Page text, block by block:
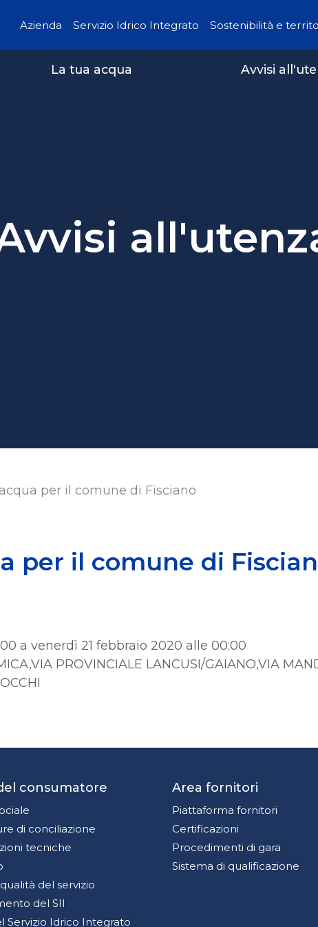
Azienda Servizio Idrico Integrato Sostenibilità e
La tua acqua Avvisi
per il comune di Fisciano
per il comune di
a venerdì 21 febbraio 2020 alle 00:00
PROVINCIALE LANCUSI/GAIANO,VIA
consumatore
di conciliazione
tecniche
del servizio
del SII
Servizio Idrico Integrato
Area fornitori
Piattaforma fornitori
Certificazioni
Procedimenti di gara
Sistema di qualificazione